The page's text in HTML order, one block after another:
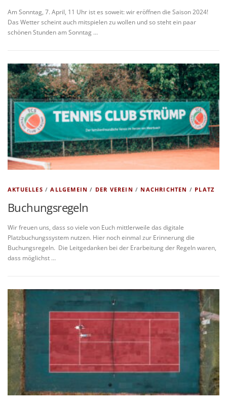
Am Sonntag, 7. April, 11 Uhr ist es soweit: wir eröffnen die Saison 2024!
Das Wetter scheint auch mitspielen zu wollen und so steht ein paar
schönen Stunden am Sonntag …
AKTUELLES /ALLGEMEIN / DER VEREIN / NACHRICHTEN / PLATZ
Buchungsregeln
Wir freuen uns, dass so viele von Euch mittlerweile das digitale
Platzbuchungssystem nutzen. Hier noch einmal zur Erinnerung die
Buchungsregeln. Die Leitgedanken bei der Erarbeitung der Regeln waren,
dass möglichst …